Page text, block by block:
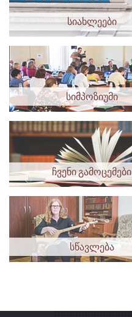
სიახლეები
სიმპოზიუმი
ჩვენი გამოცემები
სწავლება